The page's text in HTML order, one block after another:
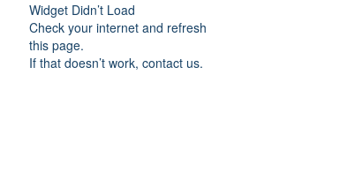
Widget Didn’t Load
Check your internet and refresh
this page.
If that doesn’t work, contact us.